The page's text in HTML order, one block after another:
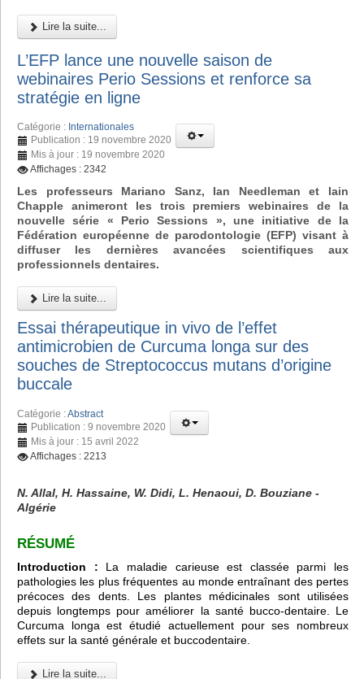
Lire la suite...
L’EFP lance une nouvelle saison de
webinaires Perio Sessions et renforce sa
stratégie en ligne
Catégorie : Internationales
Publication : 19 novembre 2020
Mis à jour : 19 novembre 2020
Affichages : 2342
Les professeurs Mariano Sanz, Ian Needleman et Iain
Chapple animeront les trois premiers webinaires de la
nouvelle série « Perio Sessions », une initiative de la
Fédération européenne de parodontologie (EFP) visant à
diffuser les dernières avancées scientifiques aux
professionnels dentaires.
Lire la suite...
Essai thérapeutique in vivo de l’effet
antimicrobien de Curcuma longa sur des
souches de Streptococcus mutans d’origine
buccale
Catégorie :Abstract
Publication : 9 novembre 2020
Mis à jour : 15 avril 2022
Affichages : 2213
N. Allal, H. Hassaine, W. Didi, L. Henaoui, D. Bouziane -
Algérie
RÉSUMÉ
Introduction : La maladie carieuse est classée parmi les
pathologies les plus fréquentes au monde entraînant des pertes
précoces des dents. Les plantes médicinales sont utilisées
depuis longtemps pour améliorer la santé bucco-dentaire. Le
Curcuma longa est étudié actuellement pour ses nombreux
effets sur la santé générale et buccodentaire.
Lire la suite...